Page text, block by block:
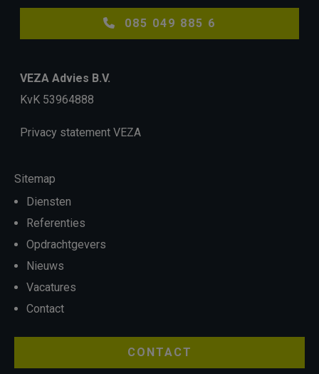
085 049 885 6
VEZA Advies B.V.
KvK 53964888
Privacy statement VEZA
Sitemap
Diensten
Referenties
Opdrachtgevers
Nieuws
Vacatures
Contact
CONTACT